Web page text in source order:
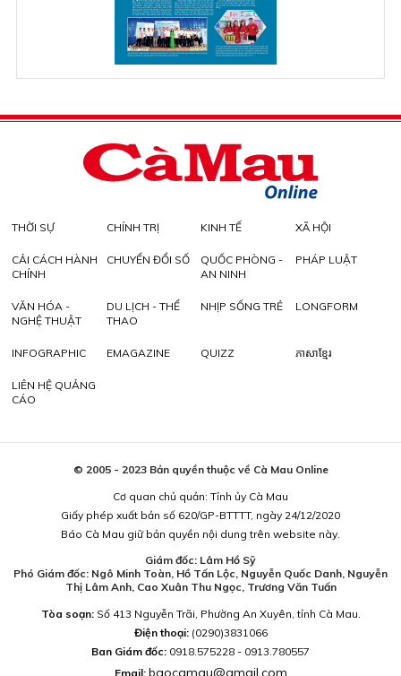
THỜI SỰ CHÍNH TRỊ KINH TẾ XÃ HỘI
CẢI CÁCH HÀNH
CHÍNH
CHUYỂN ĐỔI SỐ
QUỐC PHÒNG -
AN NINH
PHÁP LUẬT
VĂN HÓA -
NGHỆ THUẬT
DU LỊCH - THỂ
THAO
NHỊP SỐNG TRẺ LONGFORM
INFOGRAPHIC EMAGAZINE QUIZZ ភាសាខ្មែរ
LIÊN HỆ QUẢNG
CÁO
© 2005 - 2023 Bản quyền thuộc về Cà Mau Online
Cơ quan chủ quản: Tỉnh ủy Cà Mau
Giấy phép xuất bản số 620/GP-BTTTT, ngày 24/12/2020
Báo Cà Mau giữ bản quyền nội dung trên website này.
Giám đốc: Lâm Hồ Sỹ
Phó Giám đốc: Ngô Minh Toàn, Hồ Tấn Lộc, Nguyễn Quốc Danh, Nguyễn
Thị Lâm Anh, Cao Xuân Thu Ngọc, Trương Văn Tuấn
Tòa soạn:Số 413 Nguyễn Trãi, Phường An Xuyên, tỉnh Cà Mau.
Điện thoại: (0290)3831066
Ban Giám đốc: 0918.575228 - 0913.780557
Email: baocamau@gmail.com